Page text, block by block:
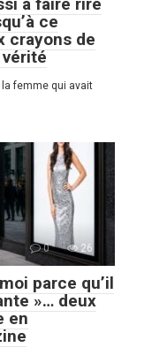
à faire rire
ce
crayons de
femme qui avait
0 26
parce qu’il
»… deux
en